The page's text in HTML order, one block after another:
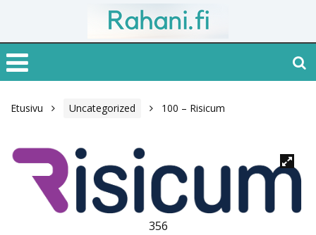
Etusivu Uncategorized 100 – Risicum
356